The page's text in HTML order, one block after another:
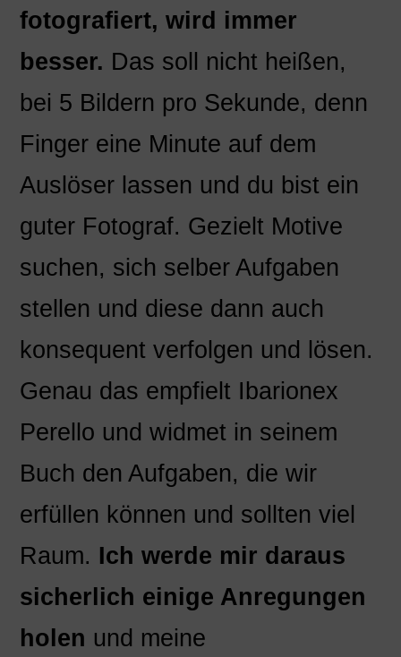
fotografiert, wird immer
besser. Das soll nicht heißen,
bei 5 Bildern pro Sekunde, denn
Finger eine Minute auf dem
Auslöser lassen und du bist ein
guter Fotograf. Gezielt Motive
suchen, sich selber Aufgaben
stellen und diese dann auch
konsequent verfolgen und lösen.
Genau das empfielt Ibarionex
Perello und widmet in seinem
Buch den Aufgaben, die wir
erfüllen können und sollten viel
Raum. Ich werde mir daraus
sicherlich einige Anregungen
holen und meine